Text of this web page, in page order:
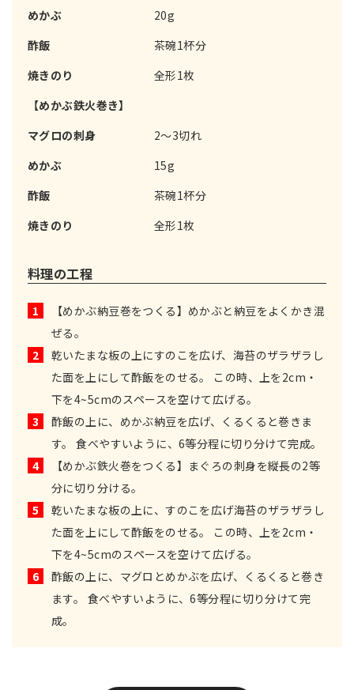
めかぶ
20g
酢飯
茶碗1杯分
焼きのり
全形1枚
【めかぶ鉄火巻き】
マグロの刺身
2～3切れ
めかぶ
15g
酢飯
茶碗1杯分
焼きのり
全形1枚
料理の工程
1
【めかぶ納豆巻をつくる】めかぶと納豆をよくかき混
ぜる。
2
乾いたまな板の上にすのこを広げ、海苔のザラザラし
た面を上にして酢飯をのせる。 この時、上を2cm・
下を4~5cmのスペースを空けて広げる。
3
酢飯の上に、めかぶ納豆を広げ、くるくると巻きま
す。 食べやすいように、6等分程に切り分けて完成。
4
【めかぶ鉄火巻をつくる】まぐろの刺身を縦長の2等
分に切り分ける。
5
乾いたまな板の上に、すのこを広げ海苔のザラザラし
た面を上にして酢飯をのせる。 この時、上を2cm・
下を4~5cmのスペースを空けて広げる。
6
酢飯の上に、マグロとめかぶを広げ、くるくると巻き
ます。 食べやすいように、6等分程に切り分けて完
成。